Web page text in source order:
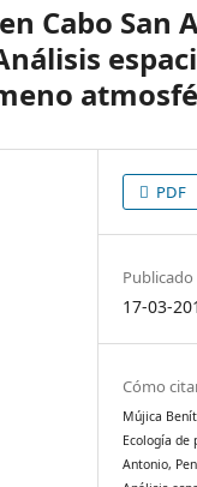
Cabo San
PDF
Publicado
17-03-
Cómo
Mújica
Ecología de
Antonio,